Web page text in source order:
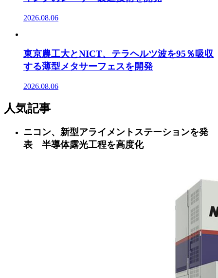
2026.08.06
東京農工大とNICT、テラヘルツ波を95％吸収
する薄型メタサーフェスを開発
2026.08.06
人気記事
ニコン、新型アライメントステーションを発
表 半導体露光工程を高度化